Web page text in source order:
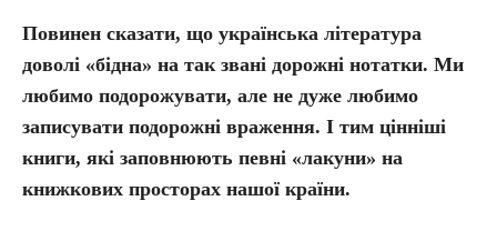
Повинен сказати, що українська література
доволі «бідна» на так звані дорожні нотатки. Ми
любимо подорожувати, але не дуже любимо
записувати подорожні враження. І тим цінніші
книги, які заповнюють певні «лакуни» на
книжкових просторах нашої країни.